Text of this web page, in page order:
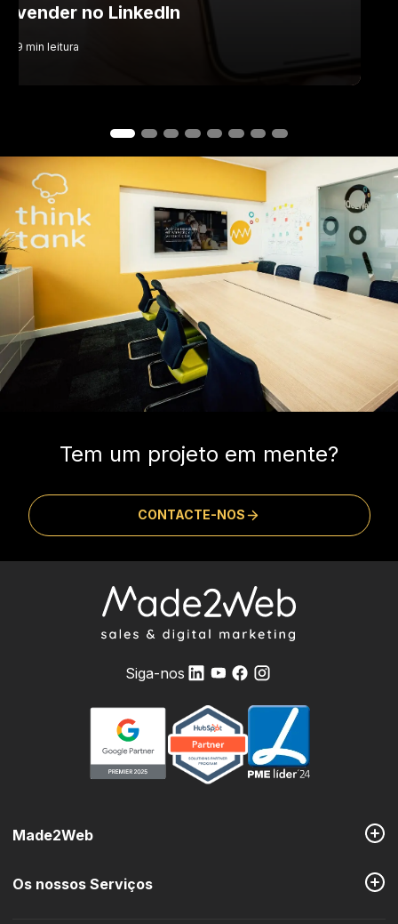
vender no LinkedIn
9 min leitura
Siga-nos
Made2Web
Os nossos Serviços
Tem um projeto em mente?
CONTACTE-NOS